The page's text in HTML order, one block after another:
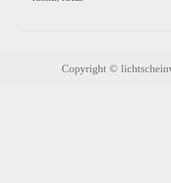
Copyright ©